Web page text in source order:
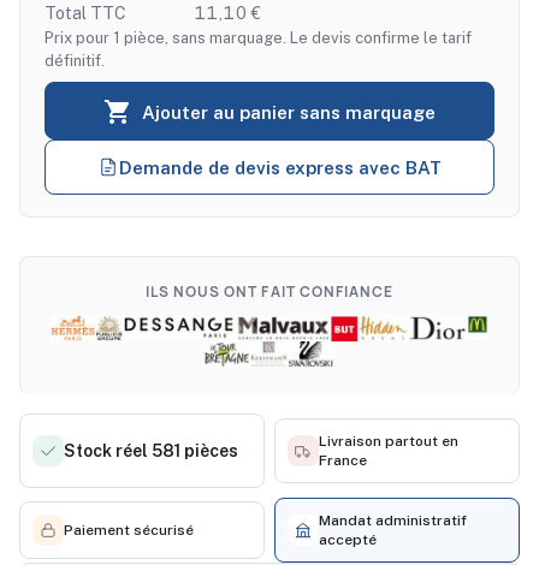
 Ajouter au panier sans marquage
Total TTC
11,10 €
Prix pour 1 pièce, sans marquage. Le devis confirme le tarif
définitif.
Demande de devis express avec BAT
ILS NOUS ONT FAIT CONFIANCE
Stock réel 581 pièces
Livraison partout en
France
Paiement sécurisé
Mandat administratif
accepté